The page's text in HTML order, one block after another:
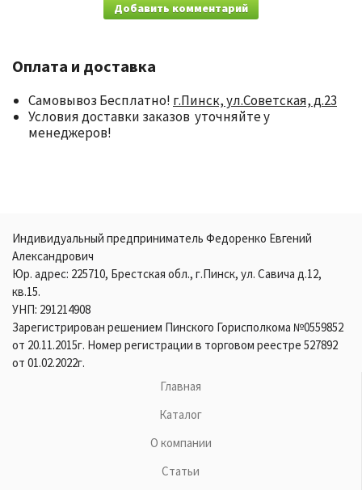
Добавить комментарий
Оплата и доставка
Самовывоз Бесплатно! г.Пинск, ул.Советская, д.23
Условия доставки заказов уточняйте у
менеджеров!
Индивидуальный предприниматель Федоренко Евгений
Александрович
Юр. адрес: 225710, Брестская обл., г.Пинск, ул. Савича д.12,
кв.15.
УНП: 291214908
Зарегистрирован решением Пинского Горисполкома №0559852
от 20.11.2015г. Номер регистрации в торговом реестре 527892
от 01.02.2022г.
Главная
Каталог
О компании
Статьи